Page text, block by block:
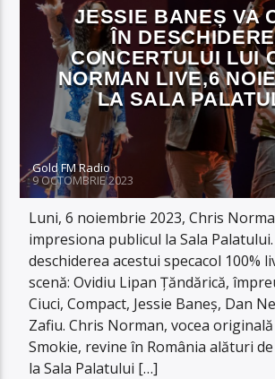
JESSIE BANEȘ VA
ÎN
CONCERTULUI LUI
NORMAN LIVE,6
LA SALA
Gold FM Radio
9 OCTOMBRIE 2023
Luni, 6 noiembrie 2023, Chris
impresiona publicul la Sala
deschiderea acestui specacol 100%
scenă: Ovidiu Lipan Țăndărică,
Ciuci, Compact, Jessie Baneș, Dan
Zafiu. Chris Norman, vocea
Smokie, revine în România alături
la Sala Palatului […]